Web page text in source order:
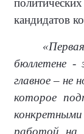
кандидатов
бюллетене -
главное – не
которое
работой на